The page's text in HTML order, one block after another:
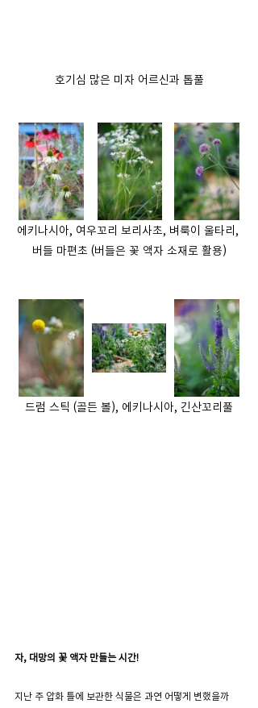
호기심 많은 미자 어르신과 톱풀
에키나시아, 여우꼬리 보리사초, 벼룩이 울타리,
버들 마편초 (버들은 꽃 액자 소재로 활용)
드럼 스틱 (골든 볼), 에키나시아, 긴산꼬리풀
자, 대망의 꽃 액자 만들는 시간!
지난 주 압화 틀에 보관한 식물은 과연 어떻게 변했을까